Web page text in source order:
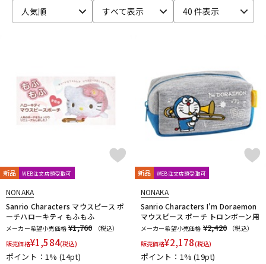
配信/ライブ機器 楽器アクセサリ
FAXX
Feadog FIBRACELL FORESTONE
Francois Louis
GALAX
Galeon GARD BAGS Getzen
Giardinelli
J-K
J.KEILWERTH J.Michael
J.W.Eastman
JAKOB WINTER
Jazzlab JET-TONE JK
JM Lubricants
Jo-Ral
JUPITER KELLY
KEY LEAVES
Killarney Whistle KING
LA TROMBA LASKEY LB LYON Lebayle
lefreQue
Lily's tone
LOTUS MANHASSET
MARCA
Marcinkiewicz
Martin(管)
Michael Burke
MK Whistle Monette
MONSTER OIL
Mouthpiece Cafe
Mutio
N-Q
NAKAJIMA Neotech
New Stone Lined
人気順
すべて表示 40 件表示
新品 WEB注文店頭受取可
NONAKA
Sanrio Characters マウスピース ポ
ーチハローキティ もふもふ
メーカー希望小売価格 ¥1,760
（税込）
販売価格¥1,584(税込)
ポイント：1% (14pt)
新品 WEB注文店頭受取可
NONAKA
Sanrio Characters I'm Doraemon
マウスピース ポーチ トロンボーン用
メーカー希望小売価格 ¥2,420
（税込）
販売価格¥2,178(税込)
ポイント：1%(19pt)